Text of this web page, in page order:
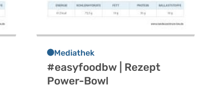
Mediathek
#easyfoodbw | Rezept
Power-Bowl